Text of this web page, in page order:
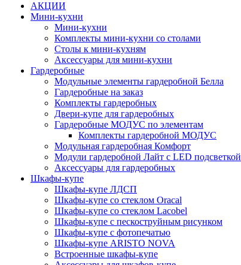
АКЦИИ
Мини-кухни
Мини-кухни
Комплекты мини-кухни со столами
Столы к мини-кухням
Аксессуары для мини-кухни
Гардеробные
Модульные элементы гардеробной Белла
Гардеробные на заказ
Комплекты гардеробных
Двери-купе для гардеробных
Гардеробные МОДУС по элементам
Комплекты гардеробной МОДУС
Модульная гардеробная Комфорт
Модули гардеробной Лайт с LED подсветкой
Аксессуары для гардеробных
Шкафы-купе
Шкафы-купе ЛДСП
Шкафы-купе со стеклом Oracal
Шкафы-купе со стеклом Lacobel
Шкафы-купе с пескоструйным рисунком
Шкафы-купе с фотопечатью
Шкафы-купе ARISTO NOVA
Встроенные шкафы-купе